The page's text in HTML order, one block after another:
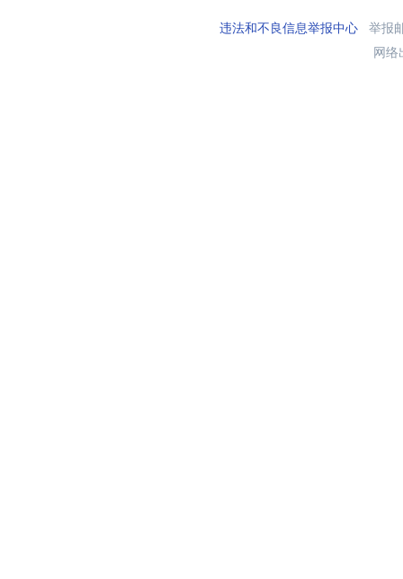
违法和不良信息举报中心举报
网